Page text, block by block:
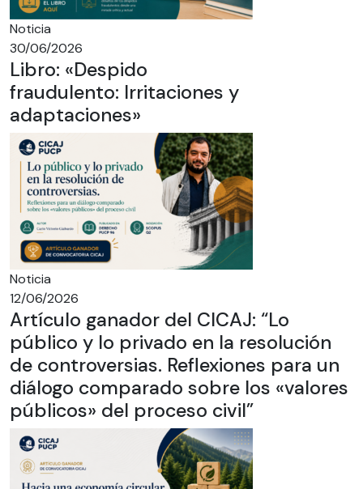
Noticia
30/06/2026
Libro: «Despido
fraudulento: Irritaciones y
adaptaciones»
Noticia
12/06/2026
Artículo ganador del CICAJ: “Lo
público y lo privado en la resolución
de controversias. Reflexiones para un
diálogo comparado sobre los «valores
públicos» del proceso civil”